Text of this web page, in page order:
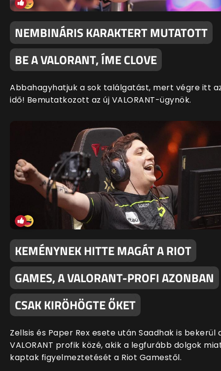
NEMBINÁRIS KARAKTERT MUTATOTT
BE A VALORANT, ÍME CLOVE
Abbahagyhatjuk a sok találgatást, mert végre itt
idő! Bemutatkozott az új VALORANT-ügynök.
KEMÉNYNEK HITTE MAGÁT A RIOT
GAMES, A VALORANT-PROFI AZONBAN
CSAK KIRÖHÖGTE ŐKET
Zellsis és Paper Rex esete után Saadhak is bekerül
VALORANT profik közé, akik a legfurább dolgok
kaptak figyelmeztetését a Riot Gamestől.